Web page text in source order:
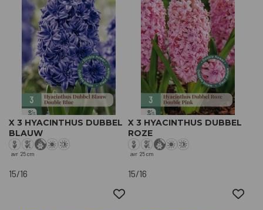
X 3 HYACINTHUS DUBBEL
BLAUW
avr 25 cm
15/16
X 3 HYACINTHUS DUBBEL
ROZE
avr 25 cm
15/16